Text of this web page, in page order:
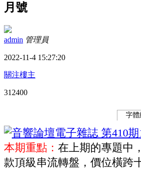
月號
admin 管理員
2022-11-4 15:27:20
關注樓主
312400
字體
本期重點： 在上期的專題中
款頂級串流轉盤，價位橫跨